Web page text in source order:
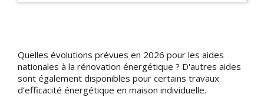
Quelles évolutions prévues en 2026 pour les aides
nationales à la rénovation énergétique ? D'autres aides
sont également disponibles pour certains travaux
d’efficacité énergétique en maison individuelle.